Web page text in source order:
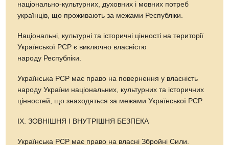
національно-культурних, духовних і мовних потреб
українців, що проживають за межами Республіки.
Національні, культурні та історичні цінності на території
Української РСР є виключно власністю
народу Республіки.
Українська РСР має право на повернення у власність
народу України національних, культурних та історичних
цінностей, що знаходяться за межами Української РСР.
ІX. ЗОВНІШНЯ І ВНУТРІШНЯ БЕЗПЕКА
Українська РСР має право на власні Збройні Сили.